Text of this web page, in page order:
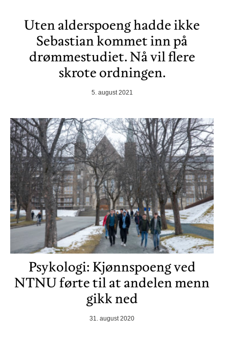
Uten alderspoeng hadde ikke
Sebastian kommet inn på
drømmestudiet. Nå vil flere
skrote ordningen.
5. august 2021
Psykologi: Kjønnspoeng ved
NTNU førte til at andelen menn
gikk ned
31. august 2020